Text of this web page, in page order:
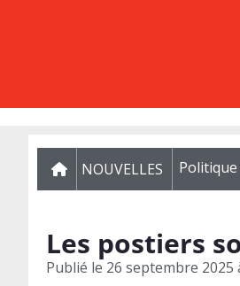
NOUVELLES Politique
Les postiers
Publié le 26 septembre 2025